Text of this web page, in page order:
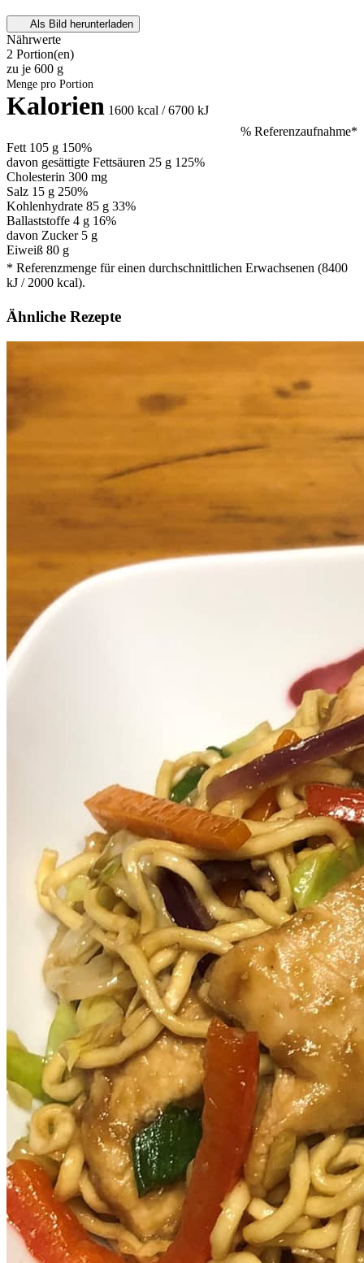
Als Bild herunterladen
Nährwerte
2 Portion(en)
zu je 600 g
Menge pro Portion
Kalorien 1600 kcal / 6700 kJ
% Referenzaufnahme*
Fett 105 g 150%
davon gesättigte Fettsäuren 25 g 125%
Cholesterin 300 mg
Salz 15 g 250%
Kohlenhydrate 85 g 33%
Ballaststoffe 4 g 16%
davon Zucker 5 g
Eiweiß 80 g
* Referenzmenge für einen durchschnittlichen Erwachsenen (8400
kJ / 2000 kcal).
Ähnliche Rezepte